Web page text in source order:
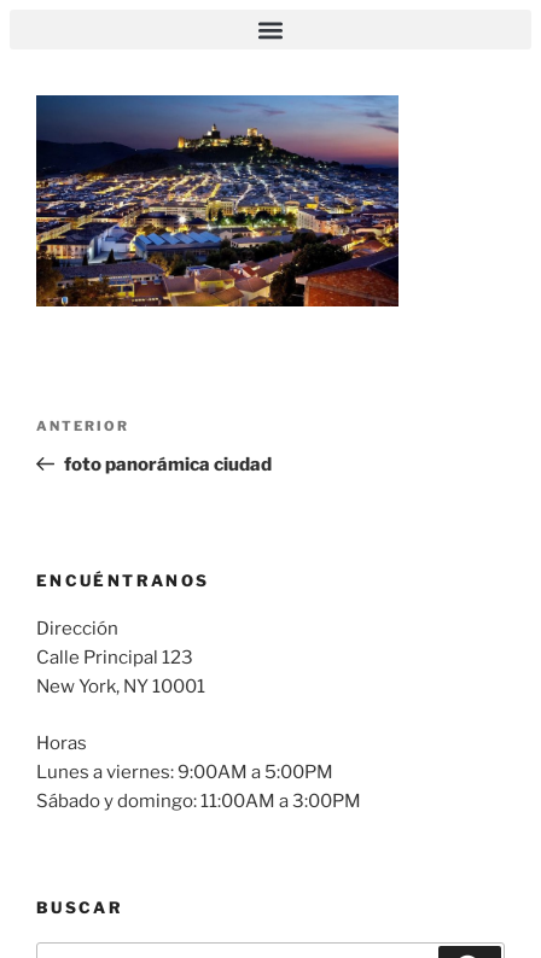
foto panorámica ciudad
ANTERIOR
foto panorámica ciudad
ENCUÉNTRANOS
Dirección
Calle Principal 123
New York, NY 10001
Horas
Lunes a viernes: 9:00AM a 5:00PM
Sábado y domingo: 11:00AM a 3:00PM
BUSCAR